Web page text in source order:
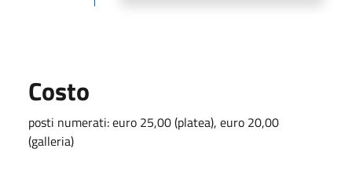
Costo
posti numerati: euro 25,00 (platea), euro 20,00
(galleria)